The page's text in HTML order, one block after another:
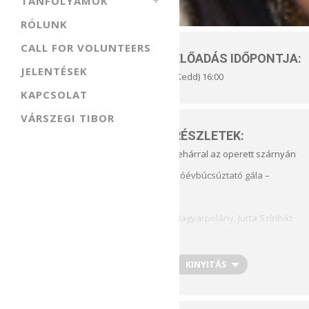
RÓLUNK
CALL FOR VOLUNTEERS
JELENTÉSEK
KAPCSOLAT
VÁRSZEGI TIBOR
ELŐADÁS IDŐPONTJA:
(Kedd) 16:00
RÉSZLETEK:
Lehárral az operett szárnyán
– óévbúcsúztató gála –
Magyarpolány, Jurta Színház
A víg özvegytől a
összeállított gálaműsor neves
KINYITÁS